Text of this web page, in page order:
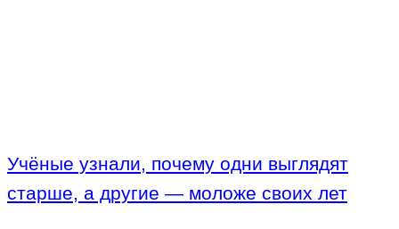
Учёные узнали, почему одни выглядят
старше, а другие — моложе своих лет